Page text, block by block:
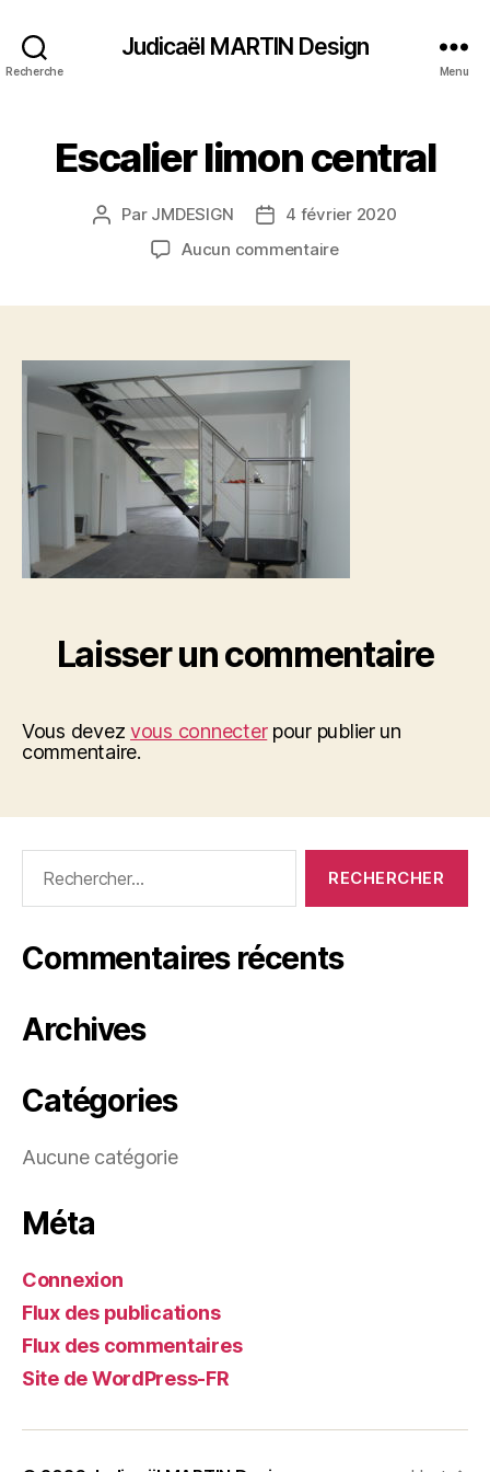
Recherche
Judicaël MARTIN Design
Menu
Escalier limon central
Auteur
l’article
Par JMDESIGN
Date4 février 2020
Aucun commentairesur
Laisser un commentaire
Vous devezvous connecterpour publier un
commentaire.
Commentaires récents
Archives
Catégories
Aucune catégorie
Méta
Connexion
Flux des publications
Flux des commentaires
Site de WordPress-FR